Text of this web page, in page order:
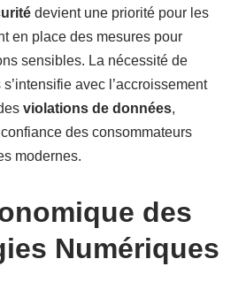
devient une priorité pour les
en place des mesures pour
sensibles. La nécessité de
avec l’accroissement
violations de données,
des consommateurs
modernes.
des
Numériques